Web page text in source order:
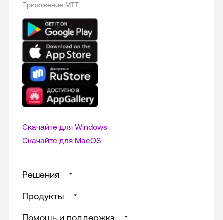
Приложение МТТ
Скачайте для Windows
Cкачайте для MacOS
Решения
Суфлирование для Call‑центра
Доски от МТС Линк
Продукты
Помощь и поддержка